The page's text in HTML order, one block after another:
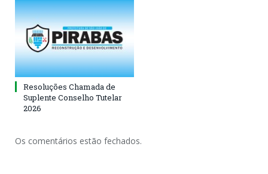
Resoluções Chamada de
Suplente Conselho Tutelar
2026
Os comentários estão fechados.